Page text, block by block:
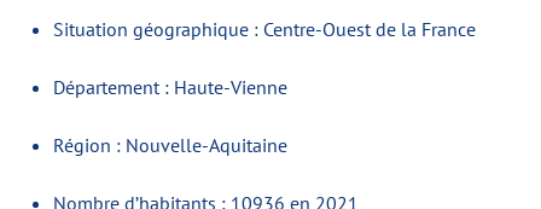
Situation géographique : Centre-Ouest de la France
Département : Haute-Vienne
Région : Nouvelle-Aquitaine
Nombre d’habitants : 10936 en 2021